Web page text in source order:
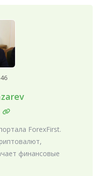
ForexFirst.
финансовые